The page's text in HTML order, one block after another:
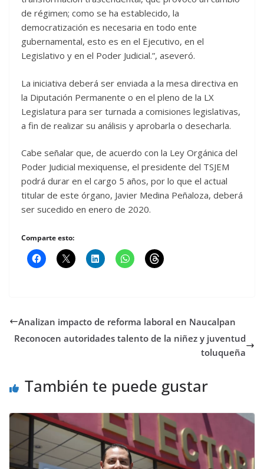
de régimen; como se ha establecido, la
democratización es necesaria en todo ente
gubernamental, esto es en el Ejecutivo, en el
Legislativo y en el Poder Judicial.”, aseveró.
La iniciativa deberá ser enviada a la mesa directiva en
la Diputación Permanente o en el pleno de la LX
Legislatura para ser turnada a comisiones legislativas,
a fin de realizar su análisis y aprobarla o desecharla.
Cabe señalar que, de acuerdo con la Ley Orgánica del
Poder Judicial mexiquense, el presidente del TSJEM
podrá durar en el cargo 5 años, por lo que el actual
titular de este órgano, Javier Medina Peñaloza, deberá
ser sucedido en enero de 2020.
Comparte esto:
Analizan impacto de reforma laboral en Naucalpan
Reconocen autoridades talento de la niñez y juventud
toluqueña
También te puede gustar